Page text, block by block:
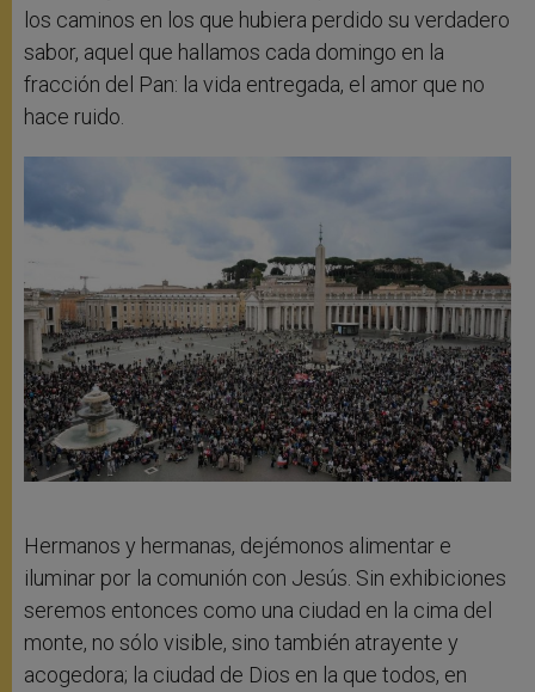
los caminos en los que hubiera perdido su verdadero
sabor, aquel que hallamos cada domingo en la
fracción del Pan: la vida entregada, el amor que no
hace ruido.
Hermanos y hermanas, dejémonos alimentar e
iluminar por la comunión con Jesús. Sin exhibiciones
seremos entonces como una ciudad en la cima del
monte, no sólo visible, sino también atrayente y
acogedora; la ciudad de Dios en la que todos, en